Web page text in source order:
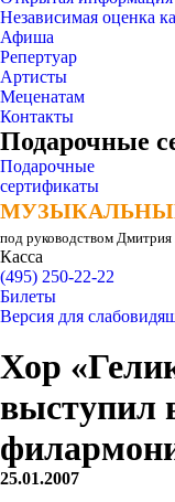
Независимая оценка
Афиша
Репертуар
Артисты
Меценатам
Контакты
Подарочные
Подарочные
сертификаты
под руководством Дмитрия
Касса
(495) 250-22-22
Билеты
Версия для
Хор
выступил
25.01.2007